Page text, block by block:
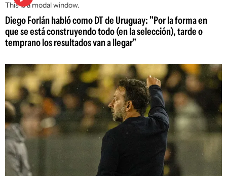
This is a modal window.
Diego Forlán habló como DT de Uruguay: "Por la forma en
que se está construyendo todo (en la selección), tarde o
temprano los resultados van a llegar"